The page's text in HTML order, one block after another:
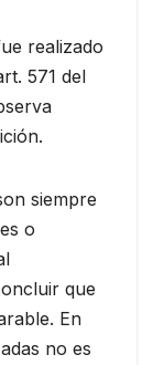
realizado
571 del
siempre
o
que
En
no es